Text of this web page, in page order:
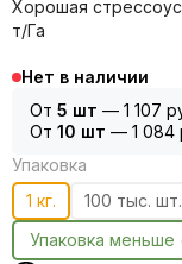
Хорошая
т/Га
Нет в наличии
От 5 шт — 1 107
От 10 шт — 1 084
Упаковка
1 кг.
100 тыс. шт.
Упаковка меньше